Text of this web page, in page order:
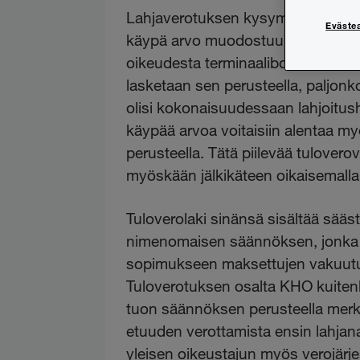
Lahjaverotuksen kysymyksessä
käypä arvo muodostuu
oikeudesta terminaalibonukseen
lasketaan sen perusteella,
olisi kokonaisuudessaan
käypää arvoa voitaisiin alentaa
perusteella. Tätä piilevää
myöskään jälkikäteen
Tuloverolaki sinänsä sisältää
nimenomaisen säännöksen,
sopimukseen maksettujen
Tuloverotuksen osalta KHO
tuon säännöksen perusteella
etuuden verottamista ensin
yleisen oikeustajun myös